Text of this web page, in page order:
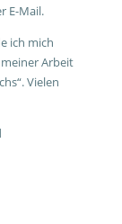
E-Mail.
ich mich
Arbeit
Vielen